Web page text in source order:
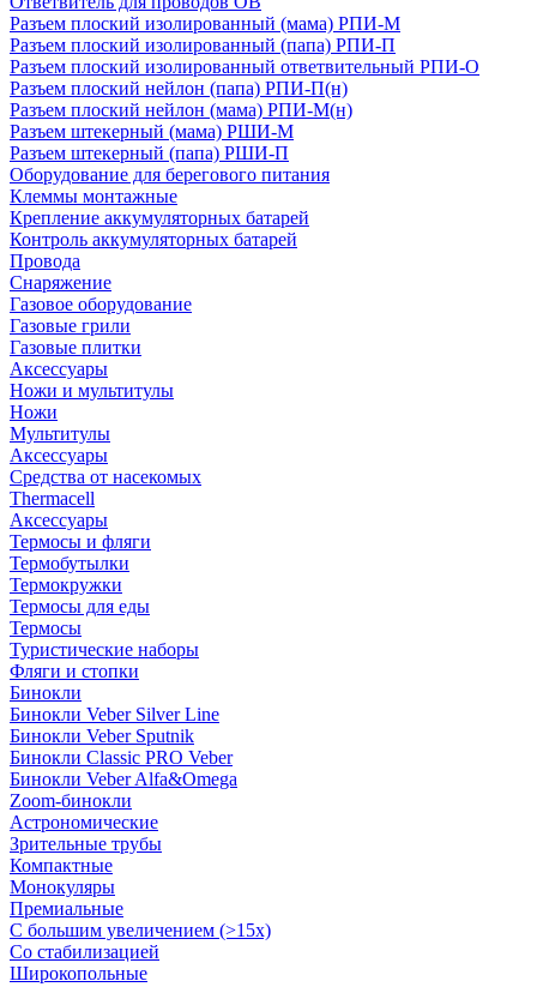
Разъем плоский изолированный (мама) РПИ-М
Разъем плоский изолированный (папа) РПИ-П
Разъем плоский изолированный ответвительный РПИ-О
Разъем плоский нейлон (папа) РПИ-П(н)
Разъем плоский нейлон (мама) РПИ-М(н)
Разъем штекерный (мама) РШИ-М
Разъем штекерный (папа) РШИ-П
Оборудование для берегового питания
Клеммы монтажные
Крепление аккумуляторных батарей
Контроль аккумуляторных батарей
Провода
Снаряжение
Газовое оборудование
Газовые грили
Газовые плитки
Аксессуары
Ножи и мультитулы
Ножи
Мультитулы
Аксессуары
Средства от насекомых
Thermacell
Аксессуары
Термосы и фляги
Термобутылки
Термокружки
Термосы для еды
Термосы
Туристические наборы
Фляги и стопки
Бинокли
Бинокли Veber Silver Line
Бинокли Veber Sputnik
Бинокли Classic PRO Veber
Бинокли Veber Alfa&Omega
Zoom-бинокли
Астрономические
Зрительные трубы
Компактные
Монокуляры
Премиальные
С большим увеличением (>15x)
Со стабилизацией
Широкопольные